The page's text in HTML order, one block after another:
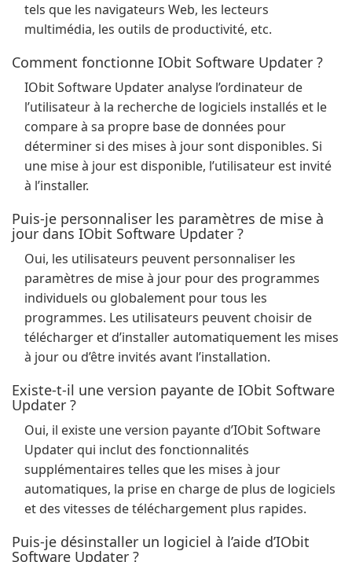
tels que les navigateurs Web, les lecteurs
multimédia, les outils de productivité, etc.
Comment fonctionne IObit Software Updater ?
IObit Software Updater analyse l’ordinateur de
l’utilisateur à la recherche de logiciels installés et le
compare à sa propre base de données pour
déterminer si des mises à jour sont disponibles. Si
une mise à jour est disponible, l’utilisateur est invité
à l’installer.
Puis-je personnaliser les paramètres de mise à
jour dans IObit Software Updater ?
Oui, les utilisateurs peuvent personnaliser les
paramètres de mise à jour pour des programmes
individuels ou globalement pour tous les
programmes. Les utilisateurs peuvent choisir de
télécharger et d’installer automatiquement les mises
à jour ou d’être invités avant l’installation.
Existe-t-il une version payante de IObit Software
Updater ?
Oui, il existe une version payante d’IObit Software
Updater qui inclut des fonctionnalités
supplémentaires telles que les mises à jour
automatiques, la prise en charge de plus de logiciels
et des vitesses de téléchargement plus rapides.
Puis-je désinstaller un logiciel à l’aide d’IObit
Software Updater ?